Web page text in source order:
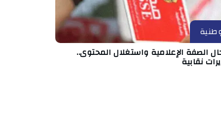
الصفة الإعلامية واستغلال المحتوى..
نقابية